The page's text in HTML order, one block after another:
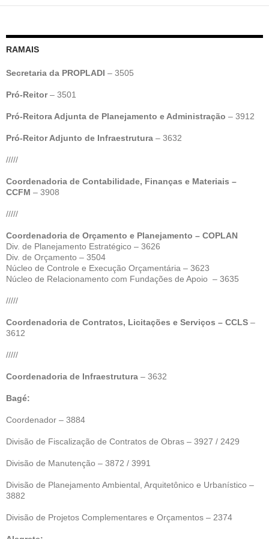
RAMAIS
Secretaria da PROPLADI – 3505
Pró-Reitor– 3501
Pró-Reitora Adjunta de Planejamento e Administração – 3912
Pró-Reitor Adjunto de Infraestrutura – 3632
/////
Coordenadoria de Contabilidade, Finanças e Materiais –
CCFM – 3908
/////
Coordenadoria de Orçamento e Planejamento – COPLAN
Div. de Planejamento Estratégico – 3626
Div. de Orçamento – 3504
Núcleo de Controle e Execução Orçamentária – 3623
Núcleo de Relacionamento com Fundações de Apoio – 3635
/////
Coordenadoria de Contratos, Licitações e Serviços – CCLS –
3612
/////
Coordenadoria de Infraestrutura – 3632
Bagé:
Coordenador – 3884
Divisão de Fiscalização de Contratos de Obras – 3927 / 2429
Divisão de Manutenção – 3872 / 3991
Divisão de Planejamento Ambiental, Arquitetônico e Urbanístico –
3882
Divisão de Projetos Complementares e Orçamentos – 2374